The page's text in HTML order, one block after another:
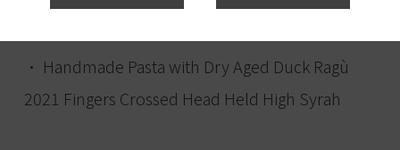
• Handmade Pasta with Dry Aged Duck Ragù
2021 Fingers Crossed Head Held High Syrah